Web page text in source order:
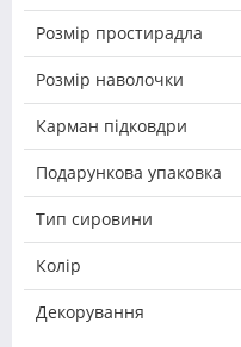
Розмір простирадла
Розмір наволочки
Карман підковдри
Подарункова упаковка
Тип сировини
Колір
Декорування